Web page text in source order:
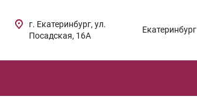
Екатеринбург
г. Екатеринбург, ул.
Посадская, 16А